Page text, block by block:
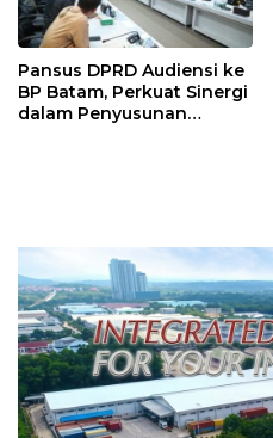
Pansus DPRD Audiensi ke
BP Batam, Perkuat Sinergi
dalam Penyusunan